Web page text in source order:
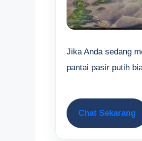
Jika Anda sedang
pantai pasir putih
Chat Sekarang